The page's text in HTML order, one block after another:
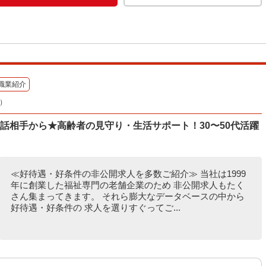
業紹介
相手から★高齢者の見守り・生活サポート！30〜50代活躍
≪好待遇・好条件の非公開求人を多数ご紹介≫ 当社は1999
年に創業した福祉専門の老舗企業のため 非公開求人もたく
さん集まってきます。 それら膨大なデータベースの中から
好待遇・好条件の 求人を選りすぐってご...